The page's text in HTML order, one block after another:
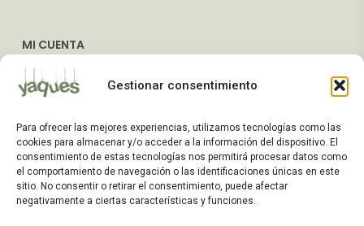
Gestionar consentimiento
Para ofrecer las mejores experiencias, utilizamos tecnologías como las
cookies para almacenar y/o acceder a la información del dispositivo. El
consentimiento de estas tecnologías nos permitirá procesar datos como
el comportamiento de navegación o las identificaciones únicas en este
sitio. No consentir o retirar el consentimiento, puede afectar
negativamente a ciertas características y funciones.
MI CUENTA
Dirección de Envío
Preguntas Frecuentes
ATENCIÓN AL CLIENTE